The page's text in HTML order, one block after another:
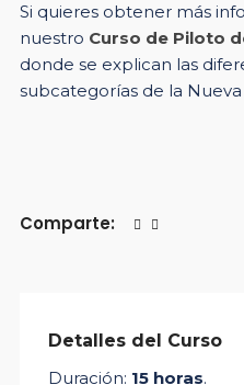
Si quieres obtener más
nuestro Curso de Piloto
donde se explican las
subcategorías de la
Comparte:
Detalles del Curso
Duración: 15 horas.